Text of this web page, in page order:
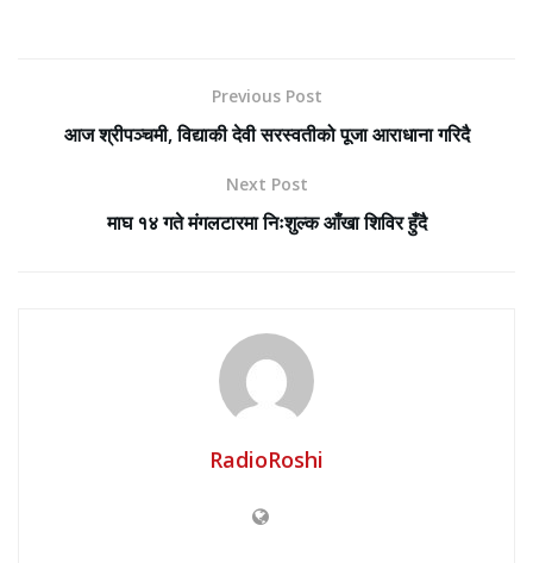
Previous Post
आज श्रीपञ्चमी, विद्याकी देवी सरस्वतीको पूजा आराधाना गरिदै
Next Post
माघ १४ गते मंगलटारमा निःशुल्क आँखा शिविर हुँदै
RadioRoshi